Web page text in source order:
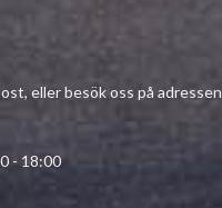
eller besök oss på adressen
18:00